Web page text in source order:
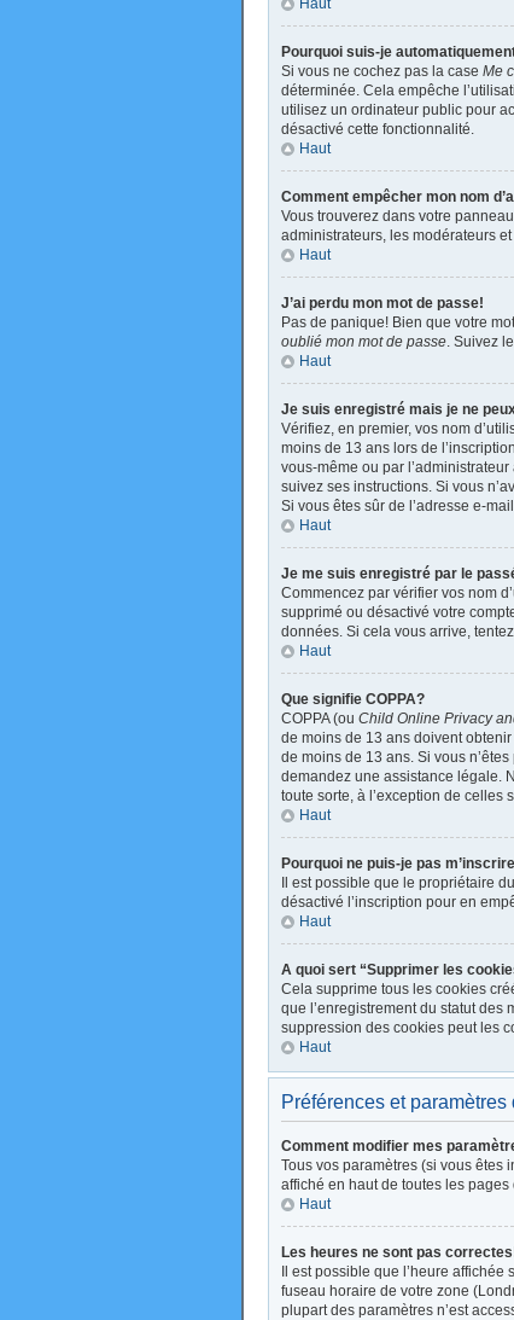
Haut
Pourquoi suis-je
Si vous ne cochez pas la case Me
déterminée. Cela empêche
utilisez un ordinateur public pour
désactivé cette fonctionnalité.
Haut
Comment empêcher mon nom
Vous trouverez dans votre
administrateurs, les modérateurs
Haut
J’ai perdu mon mot de passe!
Pas de panique! Bien que votre
oublié mon mot de passe. Suivez
Haut
Je suis enregistré mais je ne
Vérifiez, en premier, vos nom
moins de 13 ans lors de
vous-même ou par
suivez ses instructions. Si vous
Si vous êtes sûr de l’adresse e-
Haut
Je me suis enregistré par le
Commencez par vérifier vos nom
supprimé ou désactivé votre
données. Si cela vous arrive,
Haut
Que signifie COPPA?
COPPA (ou Child Online Privacy
de moins de 13 ans doivent
de moins de 13 ans. Si vous
demandez une assistance légale.
toute sorte, à l’exception de celles
Haut
Pourquoi ne puis-je pas
Il est possible que le propriétaire
désactivé l’inscription pour en
Haut
A quoi sert “Supprimer les
Cela supprime tous les cookies
que l’enregistrement du statut des
suppression des cookies peut les
Haut
Préférences et paramètres
Comment modifier mes
Tous vos paramètres (si vous êtes
affiché en haut de toutes les
Haut
Les heures ne sont pas
Il est possible que l’heure
fuseau horaire de votre zone
plupart des paramètres n’est